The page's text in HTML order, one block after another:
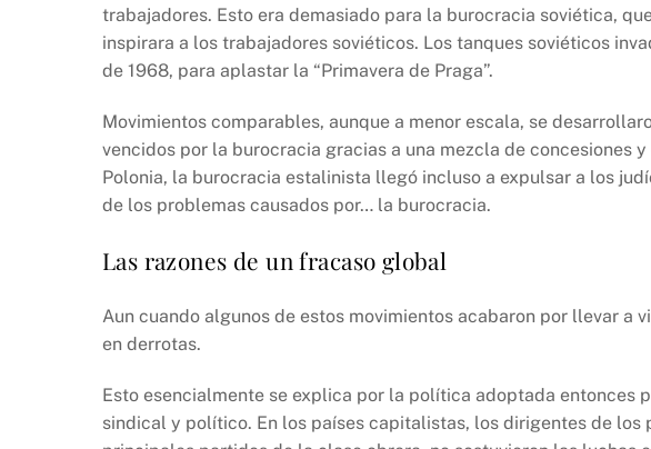
trabajadores. Esto era demasiado para la burocracia soviética,
inspirara a los trabajadores soviéticos. Los tanques soviéticos
de 1968, para aplastar la “Primavera de Praga”.
Movimientos comparables, aunque a menor escala, se
vencidos por la burocracia gracias a una mezcla de concesiones
Polonia, la burocracia estalinista llegó incluso a expulsar a los
de los problemas causados por… la burocracia.
Las razones de un fracaso global
Aun cuando algunos de estos movimientos acabaron por llevar a
en derrotas.
Esto esencialmente se explica por la política adoptada entonces
sindical y político. En los países capitalistas, los dirigentes de los